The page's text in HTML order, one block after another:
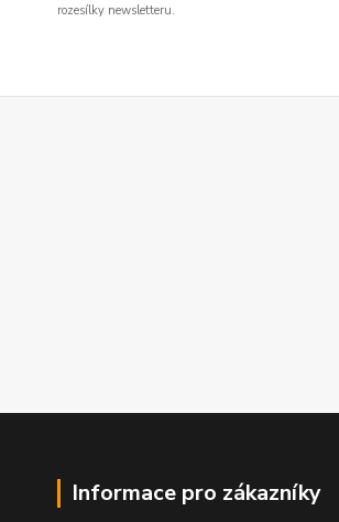
rozesílky newsletteru.
Informace pro zákazníky